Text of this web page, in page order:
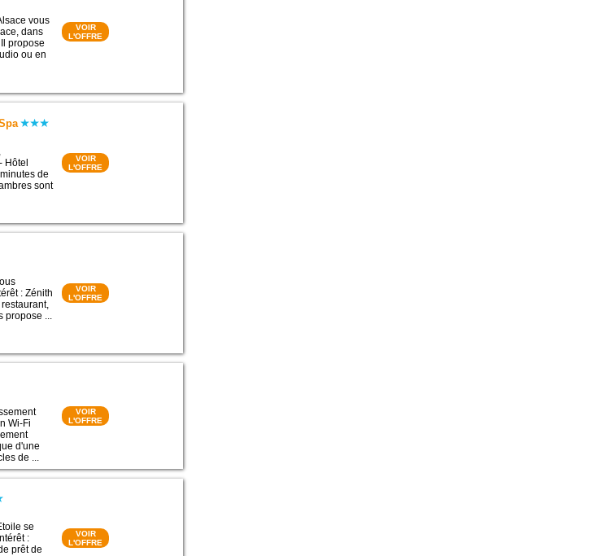
vous
dans
propose
ou en
VOIR
L'OFFRE
Hôtel
de
sont
VOIR
L'OFFRE
: Zénith
propose ...
VOIR
L'OFFRE
Wi-Fi
d'une
de ...
VOIR
L'OFFRE
se
:
prêt de
VOIR
L'OFFRE